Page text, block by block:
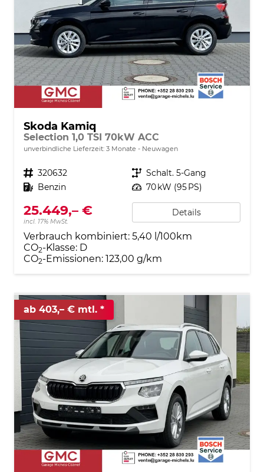
Skoda Kamiq
Selection 1,0 TSI 70kW ACC
unverbindliche Lieferzeit: 3 Monate Neuwagen
Fahrzeugnr. 320632 Getriebe Schalt. 5-Gang
Kraftstoff Benzin Leistung 70 kW (95 PS)
25.449,– €
incl. 17% MwSt.
Details
Verbrauch kombiniert: 5,40 l/100km
CO2-Klasse: D
CO2-Emissionen: 123,00 g/km
ab 403,– € mtl.